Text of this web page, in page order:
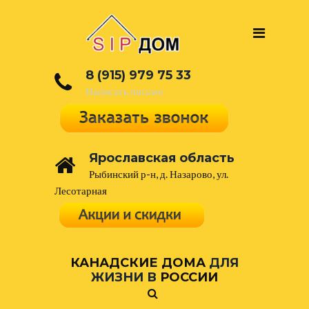
8 (915) 979 75 33
Написать письмо
Ярославская область
Рыбинский р-н, д. Назарово, ул.
Лесотарная
КАНАДСКИЕ ДОМА ДЛЯ
ЖИЗНИ В РОССИИ